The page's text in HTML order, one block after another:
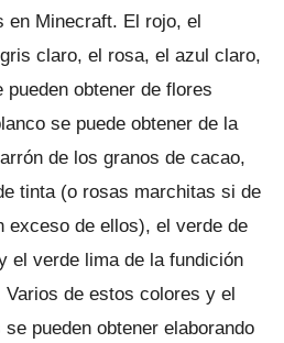
en Minecraft. El rojo, el
claro, el rosa, el azul claro,
obtener de flores
se puede obtener de la
de los granos de cacao,
tinta (o rosas marchitas si de
exceso de ellos), el verde de
el verde lima de la fundición
Varios de estos colores y el
pueden obtener elaborando